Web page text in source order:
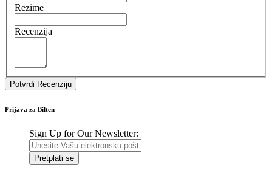
Rezime
Recenzija
Potvrdi Recenziju
Prijava za Bilten
Sign Up for Our Newsletter:
Pretplati se